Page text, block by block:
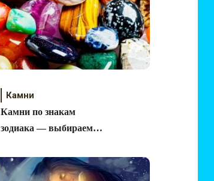
Камни
Камни по знакам
зодиака — выбираем